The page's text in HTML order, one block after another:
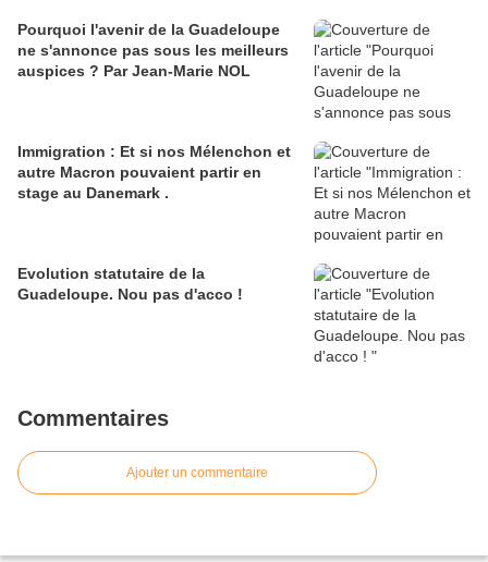
Pourquoi l'avenir de la Guadeloupe
ne s'annonce pas sous les meilleurs
auspices ? Par Jean-Marie NOL
Immigration : Et si nos Mélenchon et
autre Macron pouvaient partir en
stage au Danemark .
Evolution statutaire de la
Guadeloupe. Nou pas d'acco !
Commentaires
Ajouter un commentaire